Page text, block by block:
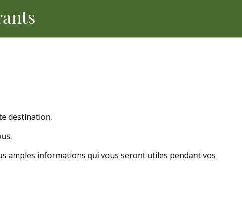
destination.
amples informations qui vous seront utiles pendant vos